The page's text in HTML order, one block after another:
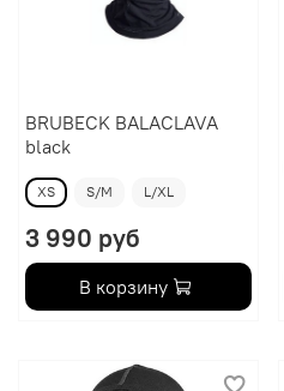
BRUBECK BALACLAVA
black
XS S/M L/XL
3 990 руб
В корзину